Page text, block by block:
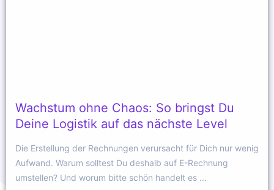
Wachstum ohne Chaos: So bringst Du
Deine Logistik auf das nächste Level
Die Erstellung der Rechnungen verursacht für Dich nur wenig
Aufwand. Warum solltest Du deshalb auf E-Rechnung
umstellen? Und worum bitte schön handelt es ...